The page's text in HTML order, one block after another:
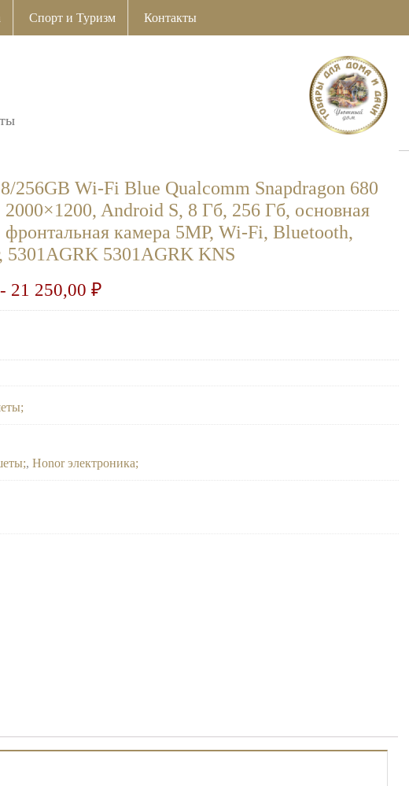
Спорт и Туризм Контакты
256GB Wi-Fi Blue Qualcomm Snapdragon 680
2000×1200, Android S, 8 Гб, 256 Гб, основная
фронтальная камера 5MP, Wi-Fi, Bluetooth,
5301AGRK 5301AGRK KNS
21 250,00₽
,Honor электроника